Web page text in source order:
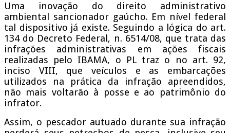
Uma inovação do direito administrativo
ambiental sancionador gaúcho. Em nível federal
tal dispositivo já existe. Seguindo a lógica do art.
134 do Decreto Federal, n. 6514/08, que trata das
infrações administrativas em ações fiscais
realizadas pelo IBAMA, o PL traz o no art. 92,
inciso VIII, que veículos e as embarcações
utilizados na prática da infração apreendidos,
não mais voltarão à posse e ao patrimônio do
infrator.
Assim, o pescador autuado durante sua infração